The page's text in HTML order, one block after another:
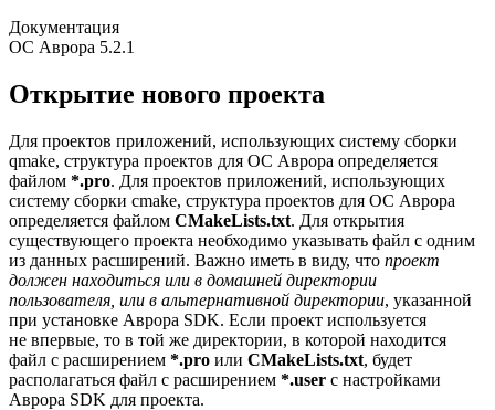
Документация
ОС Аврора 5.2.1
Открытие нового проекта
Для проектов приложений, использующих систему сборки
qmake, структура проектов для ОС Аврора определяется
файлом *.pro. Для проектов приложений, использующих
систему сборки cmake, структура проектов для ОС Аврора
определяется файлом CMakeLists.txt. Для открытия
существующего проекта необходимо указывать файл с одним
из данных расширений. Важно иметь в виду, что проект
должен находиться или в домашней директории
пользователя, или в альтернативной директории, указанной
при установке Аврора SDK. Если проект используется
не впервые, то в той же директории, в которой находится
файл с расширением *.pro или CMakeLists.txt, будет
располагаться файл с расширением *.user с настройками
Аврора SDK для проекта.